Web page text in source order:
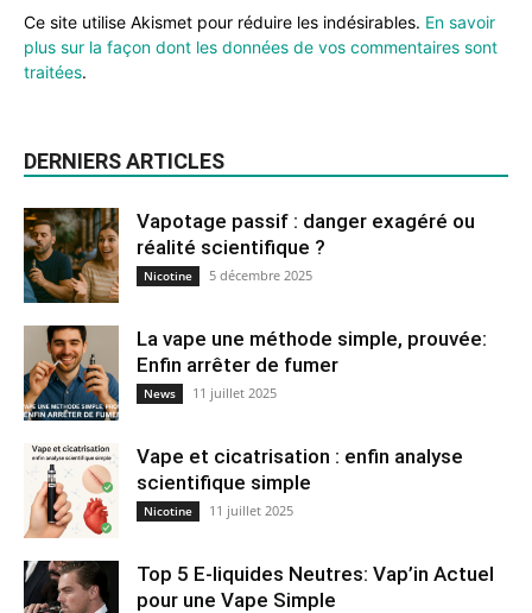
Ce site utilise Akismet pour réduire les indésirables. En savoir
plus sur la façon dont les données de vos commentaires sont
traitées.
DERNIERS ARTICLES
Vapotage passif : danger exagéré ou
réalité scientifique ?
Nicotine 5 décembre 2025
La vape une méthode simple, prouvée:
Enfin arrêter de fumer
News 11 juillet 2025
Vape et cicatrisation : enfin analyse
scientifique simple
Nicotine 11 juillet 2025
Top 5 E-liquides Neutres: Vap’in Actuel
pour une Vape Simple